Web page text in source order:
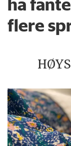
ha
flere